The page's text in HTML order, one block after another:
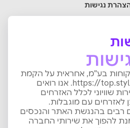
נגישות
לקוחות בע"מ, אחראית על הקמת
והפעלת אתר : https://top.style.co.il. אנו רואים
שוויוני לכלל האזרחים
לאזרחים עם מוגבלות.
רבים בהנגשת האתר והנכסים
להפוך את שירותי החברה